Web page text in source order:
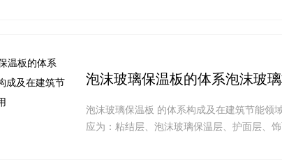
泡沫玻璃保温板的体系泡沫玻
泡沫玻璃保温板 的体系构成及在建筑节能领
应为：粘结层、泡沫玻璃保温层、护面层、